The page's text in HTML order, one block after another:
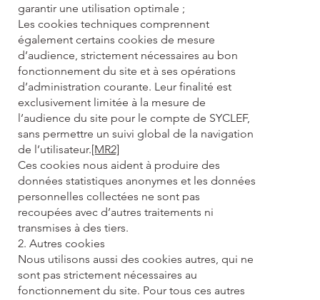
garantir une utilisation optimale ;
Les cookies techniques comprennent
également certains cookies de mesure
d’audience, strictement nécessaires au bon
fonctionnement du site et à ses opérations
d’administration courante. Leur finalité est
exclusivement limitée à la mesure de
l’audience du site pour le compte de SYCLEF,
sans permettre un suivi global de la navigation
de l’utilisateur.[MR2]
Ces cookies nous aident à produire des
données statistiques anonymes et les données
personnelles collectées ne sont pas
recoupées avec d’autres traitements ni
transmises à des tiers.
2. Autres cookies
Nous utilisons aussi des cookies autres, qui ne
sont pas strictement nécessaires au
fonctionnement du site. Pour tous ces autres